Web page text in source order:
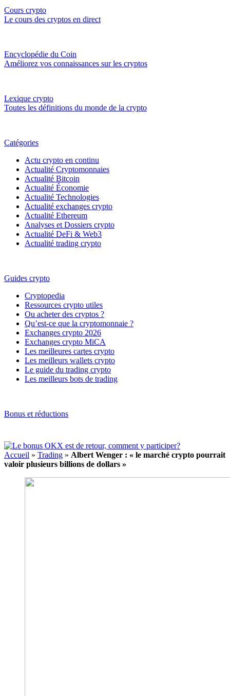
Cours crypto
Le cours des cryptos en direct
Encyclopédie du Coin
Améliorez vos connaissances sur les cryptos
Lexique crypto
Toutes les définitions du monde de la crypto
Catégories
Actu crypto en continu
Actualité Cryptomonnaies
Actualité Bitcoin
Actualité Économie
Actualité Technologies
Actualité exchanges crypto
Actualité Ethereum
Analyses et Dossiers crypto
Actualité DeFi & Web3
Actualité trading crypto
Guides crypto
Cryptopedia
Ressources crypto utiles
Ou acheter des cryptos ?
Qu’est-ce que la cryptomonnaie ?
Exchanges crypto 2026
Exchanges crypto MiCA
Les meilleures cartes crypto
Les meilleurs wallets crypto
Le guide du trading crypto
Les meilleurs bots de trading
Bonus et réductions
Accueil » Trading » Albert Wenger : « le marché crypto pourrait
valoir plusieurs billions de dollars »